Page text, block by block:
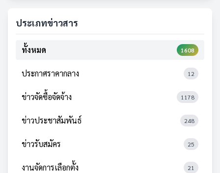
ประเภทข่าวสาร
ทั้งหมด 1608
ประกาศราคากลาง 12
ข่าวจัดซื้อจัดจ้าง 1178
ข่าวประชาสัมพันธ์ 248
ข่าวรับสมัคร 25
งานจัดการเลือกตั้ง 21